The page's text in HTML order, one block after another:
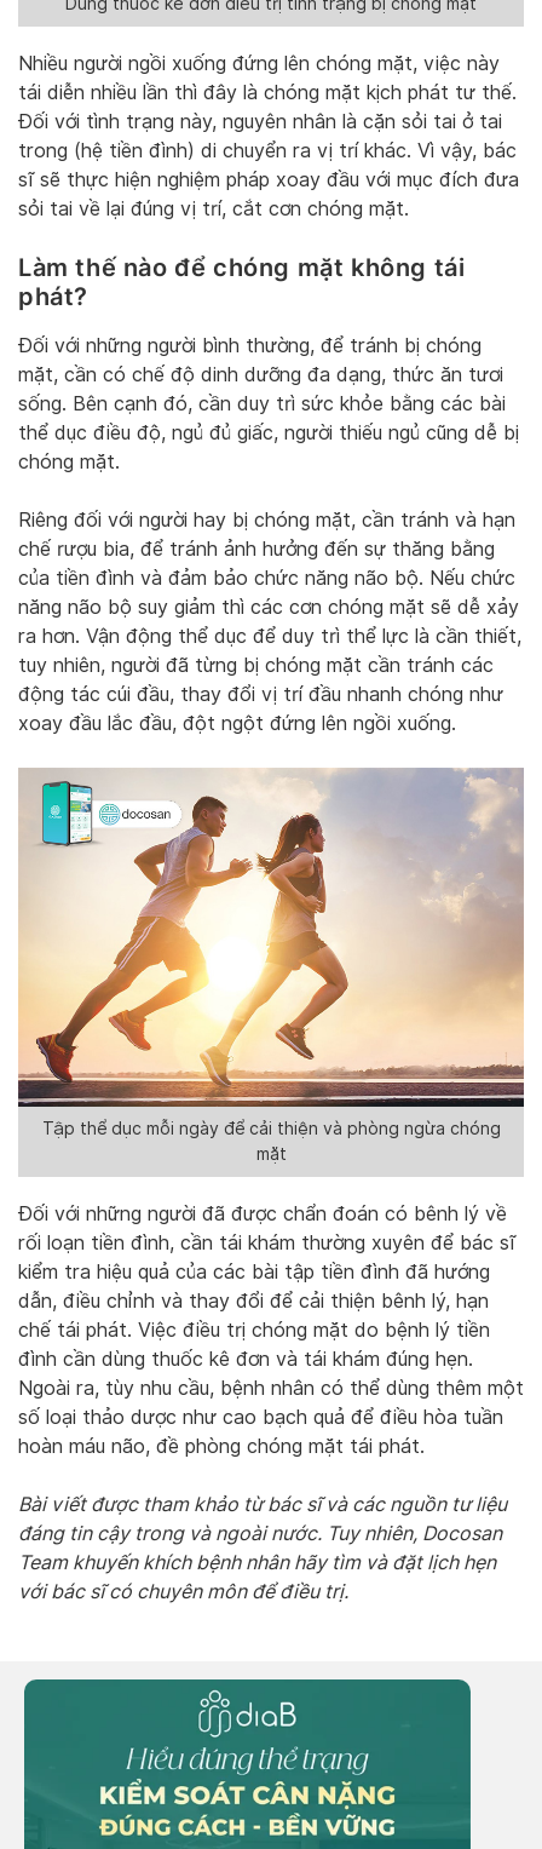
Nhiều người ngồi xuống đứng lên chóng mặt, việc này
tái diễn nhiều lần thì đây là chóng mặt kịch phát tư thế.
Đối với tình trạng này, nguyên nhân là cặn sỏi tai ở tai
trong (hệ tiền đình) di chuyển ra vị trí khác. Vì vậy, bác
sĩ sẽ thực hiện nghiệm pháp xoay đầu với mục đích đưa
sỏi tai về lại đúng vị trí, cắt cơn chóng mặt.
Làm thế nào để chóng mặt không tái
phát?
Đối với những người bình thường, để tránh bị chóng
mặt, cần có chế độ dinh dưỡng đa dạng, thức ăn tươi
sống. Bên cạnh đó, cần duy trì sức khỏe bằng các bài
thể dục điều độ, ngủ đủ giấc, người thiếu ngủ cũng dễ bị
chóng mặt.
Riêng đối với người hay bị chóng mặt, cần tránh và hạn
chế rượu bia, để tránh ảnh hưởng đến sự thăng bằng
của tiền đình và đảm bảo chức năng não bộ. Nếu chức
năng não bộ suy giảm thì các cơn chóng mặt sẽ dễ xảy
ra hơn. Vận động thể dục để duy trì thể lực là cần thiết,
tuy nhiên, người đã từng bị chóng mặt cần tránh các
động tác cúi đầu, thay đổi vị trí đầu nhanh chóng như
xoay đầu lắc đầu, đột ngột đứng lên ngồi xuống.
Tập thể dục mỗi ngày để cải thiện và phòng ngừa chóng
mặt
Đối với những người đã được chẩn đoán có bênh lý về
rối loạn tiền đình, cần tái khám thường xuyên để bác sĩ
kiểm tra hiệu quả của các bài tập tiền đình đã hướng
dẫn, điều chỉnh và thay đổi để cải thiện bênh lý, hạn
chế tái phát. Việc điều trị chóng mặt do bệnh lý tiền
đình cần dùng thuốc kê đơn và tái khám đúng hẹn.
Ngoài ra, tùy nhu cầu, bệnh nhân có thể dùng thêm một
số loại thảo dược như cao bạch quả để điều hòa tuần
hoàn máu não, đề phòng chóng mặt tái phát.
Bài viết được tham khảo từ bác sĩ và các nguồn tư liệu
đáng tin cậy trong và ngoài nước. Tuy nhiên, Docosan
Team khuyến khích bệnh nhân hãy tìm và đặt lịch hẹn
với bác sĩ có chuyên môn để điều trị.